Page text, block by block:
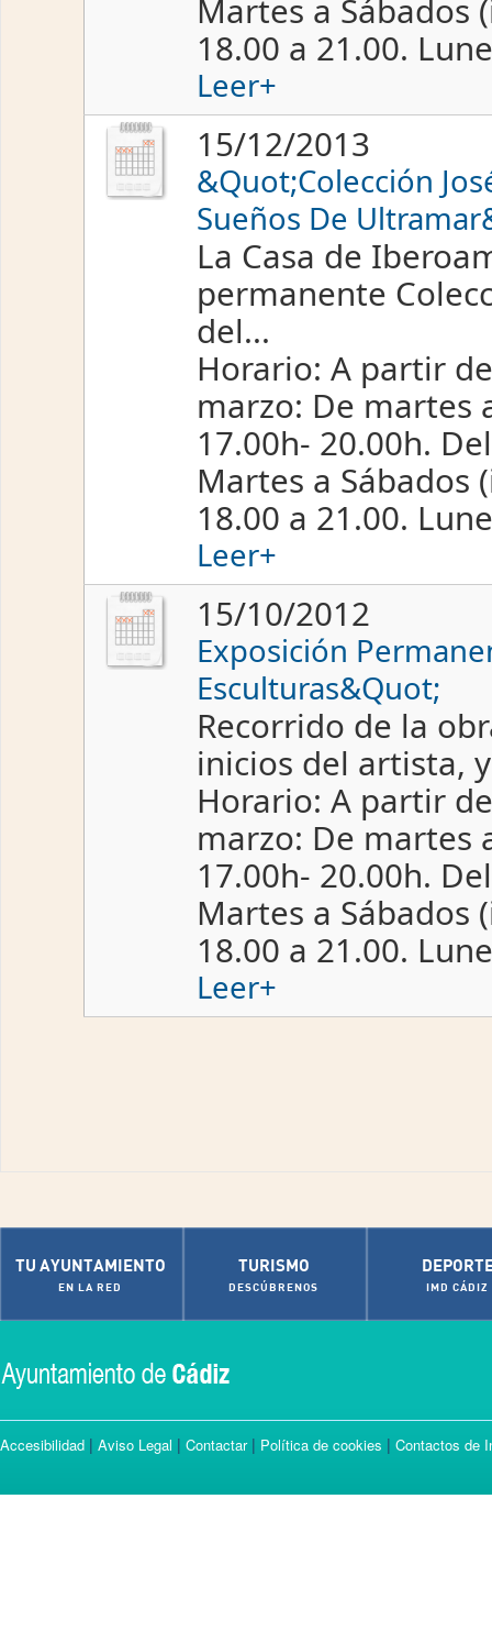
Martes a Sábados
18.00 a 21.00.
Leer+
15/12/2013
&Quot;Colección
Sueños De
La Casa de
permanente
del...
Horario: A partir
marzo: De martes
17.00h- 20.00h.
Martes a Sábados
18.00 a 21.00.
Leer+
15/10/2012
Exposición
Esculturas&Quot;
Recorrido de la
inicios del artista,
Horario: A partir
marzo: De martes
17.00h- 20.00h.
Martes a Sábados
18.00 a 21.00.
Leer+
TU AYUNTAMIENTO
EN LA RED
TURISMO
DESCÚBRENOS IMD CÁDIZ
Accesibilidad | Aviso Legal | Contactar| Política de cookies | Contactos de